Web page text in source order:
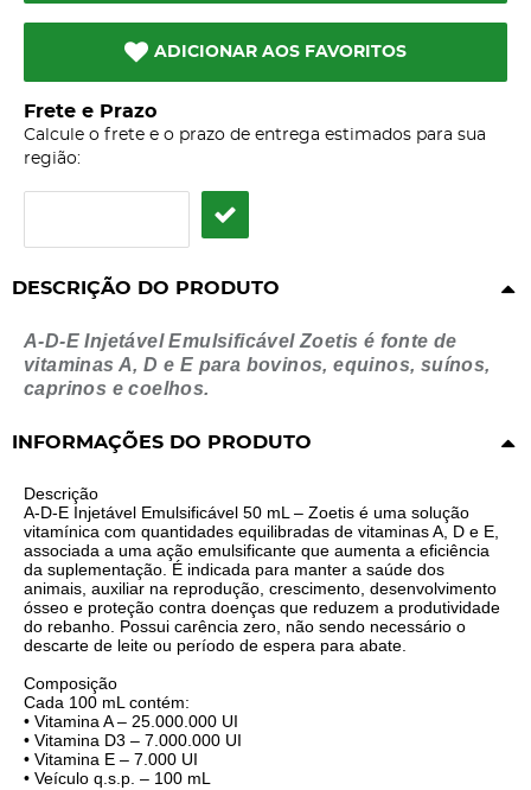
ADICIONAR AOS FAVORITOS
Frete e Prazo
Calcule o frete e o prazo de entrega estimados para sua
região:
DESCRIÇÃO DO PRODUTO
A-D-E Injetável Emulsificável Zoetis é fonte de
vitaminas A, D e E para bovinos, equinos, suínos,
caprinos e coelhos.
INFORMAÇÕES DO PRODUTO
Descrição
A-D-E Injetável Emulsificável 50 mL – Zoetis é uma solução
vitamínica com quantidades equilibradas de vitaminas A, D e E,
associada a uma ação emulsificante que aumenta a eficiência
da suplementação. É indicada para manter a saúde dos
animais, auxiliar na reprodução, crescimento, desenvolvimento
ósseo e proteção contra doenças que reduzem a produtividade
do rebanho. Possui carência zero, não sendo necessário o
descarte de leite ou período de espera para abate.
Composição
Cada 100 mL contém:
• Vitamina A – 25.000.000 UI
• Vitamina D3 – 7.000.000 UI
• Vitamina E – 7.000 UI
• Veículo q.s.p. – 100 mL